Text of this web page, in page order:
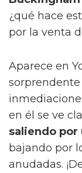
¿qué hace
por la venta
Aparece en
en él se ve
saliendo por
bajando por
anudadas.